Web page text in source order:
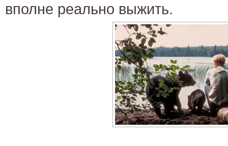
вполне реально выжить.